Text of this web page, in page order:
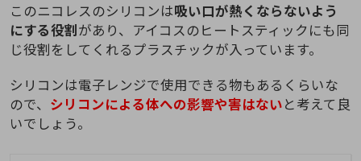
このニコレスのシリコンは吸い口が熱くならないよう
にする役割があり、アイコスのヒートスティックにも同
じ役割をしてくれるプラスチックが入っています。
シリコンは電子レンジで使用できる物もあるくらいな
ので、 シリコンによる体への影響や害はないと考えて良
いでしょう。